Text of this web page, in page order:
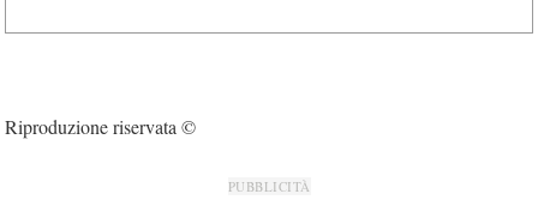
Riproduzione riservata ©
PUBBLICITÀ